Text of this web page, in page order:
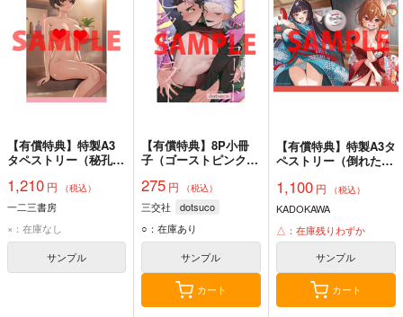
【有償特典】特製A3
タペストリー（秘孔術
園で美少女たちのツボ
を攻略する ～チート
スキルでいつの間にか
最強美少女ハーレムの
主になってました～
1,210 円 （税込）
一二三書房
×：在庫なし
サンプル
【有償特典】8P小冊
子（ゴーストピンク・
275 円 （税込）
三交社
dotsuco
○：在庫あり
サンプル
カート
【有償特典】特製A3タ
ペストリー（倒れた婦
娘の美人双子とのお付
き合いでした。2）
1,100円 （税込）
KADOKAWA
△：在庫残りわずか
サンプル
カート